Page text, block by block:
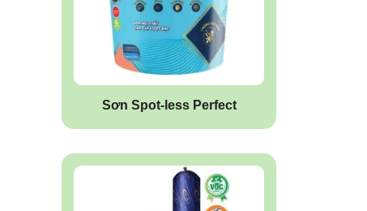
Sơn Spot-less Perfect